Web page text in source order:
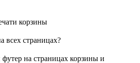
корзины
всех страницах?
на страницах корзины и